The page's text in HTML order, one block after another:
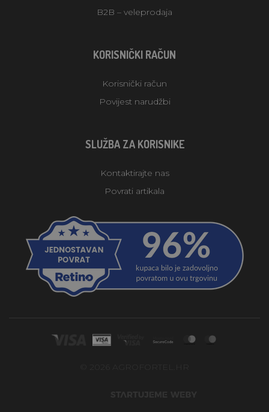
B2B – veleprodaja
KORISNIČKI RAČUN
Korisnički račun
Povijest narudžbi
SLUŽBA ZA KORISNIKE
Kontaktirajte nas
Povrati artikala